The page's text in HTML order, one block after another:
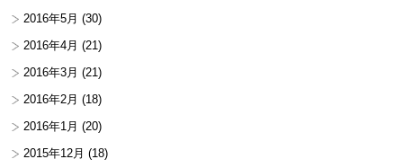
2016年5月 (30)
2016年4月 (21)
2016年3月 (21)
2016年2月 (18)
2016年1月 (20)
2015年12月 (18)